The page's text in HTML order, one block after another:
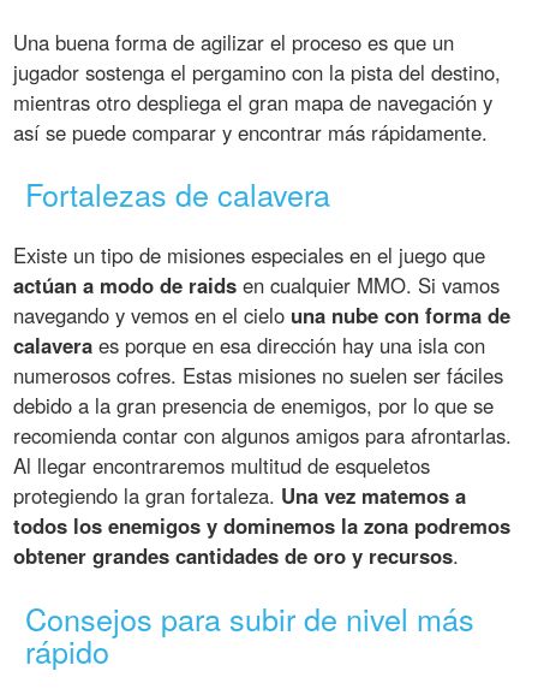
Una buena forma de agilizar el proceso es que un
jugador sostenga el pergamino con la pista del destino,
mientras otro despliega el gran mapa de navegación y
así se puede comparar y encontrar más rápidamente.
Fortalezas de calavera
Existe un tipo de misiones especiales en el juego que
actúan a modo de raids en cualquier MMO. Si vamos
navegando y vemos en el cielo una nube con forma de
calavera es porque en esa dirección hay una isla con
numerosos cofres. Estas misiones no suelen ser fáciles
debido a la gran presencia de enemigos, por lo que se
recomienda contar con algunos amigos para afrontarlas.
Al llegar encontraremos multitud de esqueletos
protegiendo la gran fortaleza. Una vez matemos a
todos los enemigos y dominemos la zona podremos
obtener grandes cantidades de oro y recursos.
Consejos para subir de nivel más
rápido